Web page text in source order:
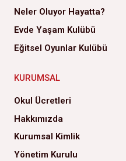
Neler Oluyor Hayatta?
Evde Yaşam Kulübü
Eğitsel Oyunlar Kulübü
KURUMSAL
Okul Ücretleri
Hakkımızda
Kurumsal Kimlik
Yönetim Kurulu